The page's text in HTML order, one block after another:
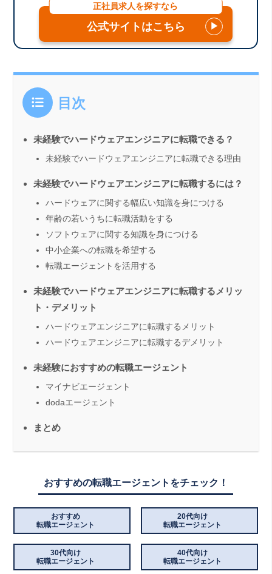
正社員求人を探すなら
公式サイトはこちら ▶
目次
未経験でハードウェアエンジニアに転職できる？
未経験でハードウェアエンジニアに転職できる理由
未経験でハードウェアエンジニアに転職するには？
ハードウェアに関する幅広い知識を身につける
年齢の若いうちに転職活動をする
ソフトウェアに関する知識を身につける
中小企業への転職を希望する
転職エージェントを活用する
未経験でハードウェアエンジニアに転職するメリッ
ト・デメリット
ハードウェアエンジニアに転職するメリット
ハードウェアエンジニアに転職するデメリット
未経験におすすめの転職エージェント
マイナビエージェント
dodaエージェント
まとめ
おすすめの転職エージェントをチェック！
おすすめ
転職エージェント
20代向け
転職エージェント
30代向け
転職エージェント
40代向け
転職エージェント